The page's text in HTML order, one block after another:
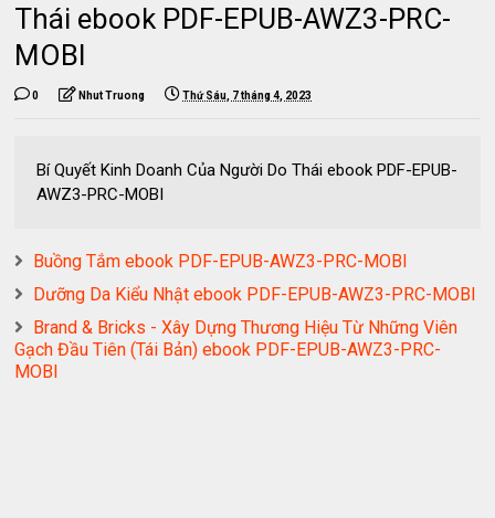
Thái ebook PDF-EPUB-AWZ3-PRC-
MOBI
0 Nhut Truong Thứ Sáu, 7 tháng 4, 2023
Bí Quyết Kinh Doanh Của Người Do Thái ebook PDF-EPUB-
AWZ3-PRC-MOBI
Buồng Tắm ebook PDF-EPUB-AWZ3-PRC-MOBI
Dưỡng Da Kiểu Nhật ebook PDF-EPUB-AWZ3-PRC-MOBI
Brand & Bricks - Xây Dựng Thương Hiệu Từ Những Viên
Gạch Đầu Tiên (Tái Bản) ebook PDF-EPUB-AWZ3-PRC-
MOBI